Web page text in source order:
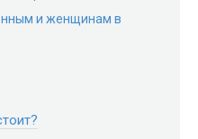
и женщинам в